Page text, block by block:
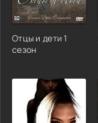
Отцы и дети 1
сезон